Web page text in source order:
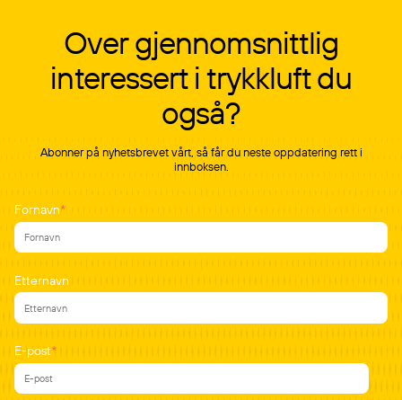
Over gjennomsnittlig
interessert i trykkluft du
også?
Abonner på nyhetsbrevet vårt, så får du neste oppdatering rett i
innboksen.
Fornavn*
Etternavn
E-post*